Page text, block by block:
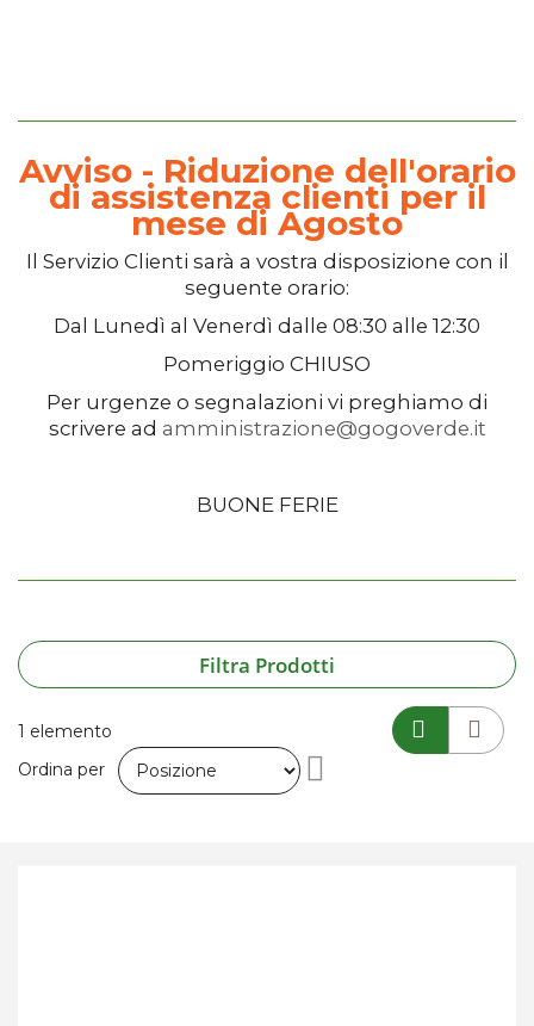
Avviso - Riduzione dell'orario
di assistenza clienti per il
mese di Agosto
Il Servizio Clienti sarà a vostra disposizione con il
seguente orario:
Dal Lunedì al Venerdì dalle 08:30 alle 12:30
Pomeriggio CHIUSO
Per urgenze o segnalazioni vi preghiamo di
scrivere ad amministrazione@gogoverde.it
BUONE FERIE
Filtra Prodotti
1 elemento
Ordina per